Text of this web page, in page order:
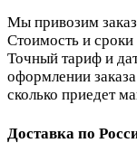
Мы привозим
Стоимость и сроки
Точный тариф и
оформлении
сколько приедет
Доставка по